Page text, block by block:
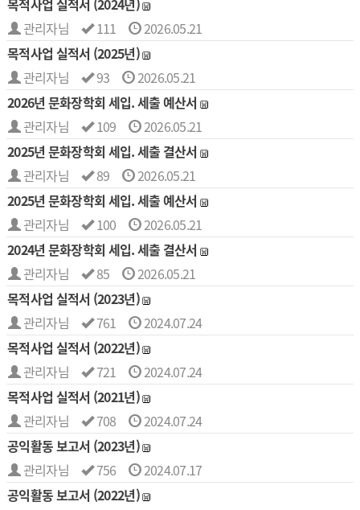
목적사업 실적서 (2024년)
관리자님
111
2026.05.21
목적사업 실적서 (2025년)
관리자님
93
2026.05.21
2026년 문화장학회 세입. 세출 예산서
관리자님
109
2026.05.21
2025년 문화장학회 세입. 세출 결산서
관리자님
89
2026.05.21
2025년 문화장학회 세입. 세출 예산서
관리자님
100
2026.05.21
2024년 문화장학회 세입. 세출 결산서
관리자님
85
2026.05.21
목적사업 실적서 (2023년)
관리자님
761
2024.07.24
목적사업 실적서 (2022년)
관리자님
721
2024.07.24
목적사업 실적서 (2021년)
관리자님
708
2024.07.24
공익활동 보고서 (2023년)
관리자님
756
2024.07.17
공익활동 보고서 (2022년)